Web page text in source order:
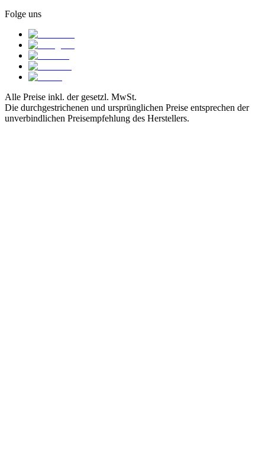
Folge uns
Alle Preise inkl. der gesetzl. MwSt.
Die durchgestrichenen und ursprünglichen Preise entsprechen der
unverbindlichen Preisempfehlung des Herstellers.